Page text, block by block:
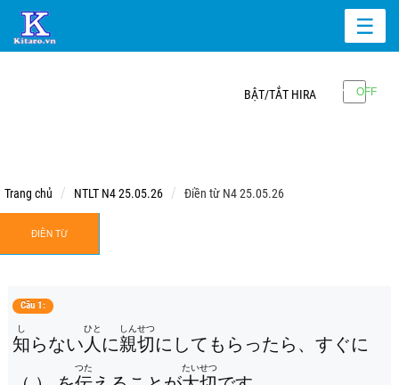
☰
BẬT/TẮT HIRA
Trang chủ NTLT N4 25.05.26 Điền từ N4 25.05.26
ĐIỀN TỪ
Câu 1:
知
し
らない人
ひと
に親切
しんせつ
にしてもらったら、すぐに
つた たいせつ